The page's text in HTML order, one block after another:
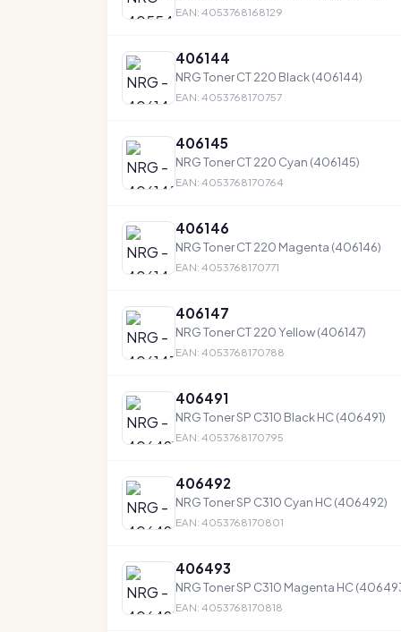
EAN: 4053768168129
406144
NRG Toner CT 220 Black (406144)
EAN: 4053768170757
406145
NRG Toner CT 220 Cyan (406145)
EAN: 4053768170764
406146
NRG Toner CT 220 Magenta (406146)
EAN: 4053768170771
406147
NRG Toner CT 220 Yellow (406147)
EAN: 4053768170788
406491
NRG Toner SP C310 Black HC (406491)
EAN: 4053768170795
406492
NRG Toner SP C310 Cyan HC (406492)
EAN: 4053768170801
406493
NRG Toner SP C310 Magenta HC
EAN: 4053768170818